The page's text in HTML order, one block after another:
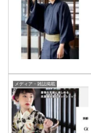
メディア・雑誌掲載